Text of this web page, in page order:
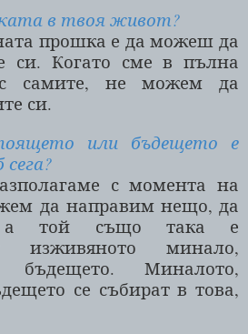
в твоя живот?
прошка е да можеш да
си. Когато сме в пълна
самите, не можем да
си.
или бъдещето е
с момента на
да направим нещо, да
а той също така е
изживяното минало,
Миналото,
се събират в това,